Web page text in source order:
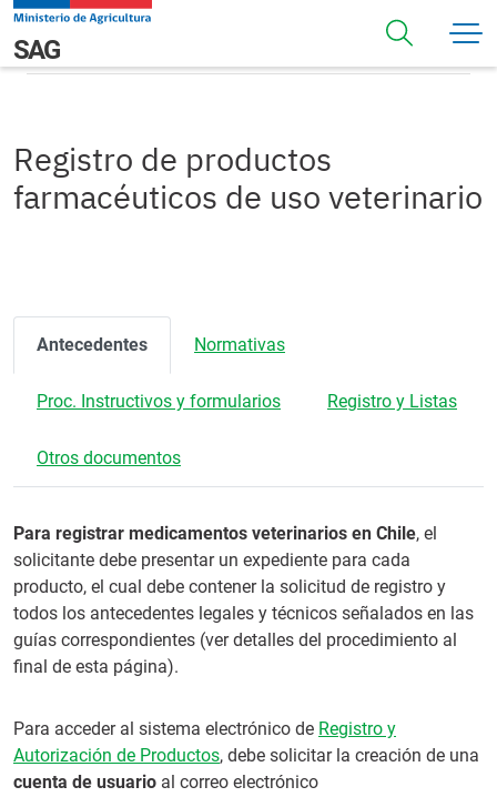
Pasar al contenido principal
Navegación principal
SAGRegistro de productos farmacéuticos de uso veterinario
Registro de productos
farmacéuticos de uso veterinario
Antecedentes Normativas
Proc. Instructivos y formularios Registro y Listas
Otros documentos
Para registrar medicamentos veterinarios en Chile, el
solicitante debe presentar un expediente para cada
producto, el cual debe contener la solicitud de registro y
todos los antecedentes legales y técnicos señalados en las
guías correspondientes (ver detalles del procedimiento al
final de esta página).
Para acceder al sistema electrónico de Registro y
Autorización de Productos, debe solicitar la creación de una
cuenta de usuario al correo electrónico